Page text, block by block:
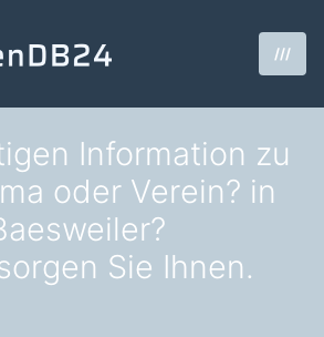
///
Information zu
oder Verein? in
Sie Ihnen.